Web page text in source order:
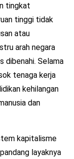
tingkat
tinggi tidak
atau
arah negara
dibenahi. Selama
tenaga kerja
kehilangan
dan
kapitalisme
layaknya